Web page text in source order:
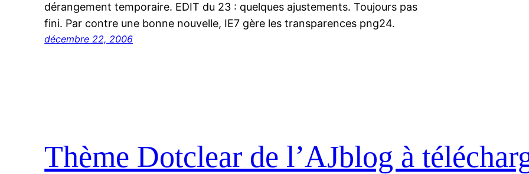
dérangement temporaire. EDIT du 23 : quelques ajustements. Toujours pas
fini. Par contre une bonne nouvelle, IE7 gère les transparences png24.
décembre 22, 2006
Thème Dotclear de l’AJblog à